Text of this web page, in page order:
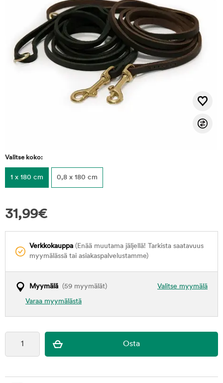
Valitse koko:
1 x 180 cm 0,8 x 180 cm
31,99€
Verkkokauppa (Enää muutama jäljellä! Tarkista saatavuus
myymälässä tai asiakaspalvelustamme)
Valitse myymälä
Myymälä (59 myymälät)
Varaa myymälästä